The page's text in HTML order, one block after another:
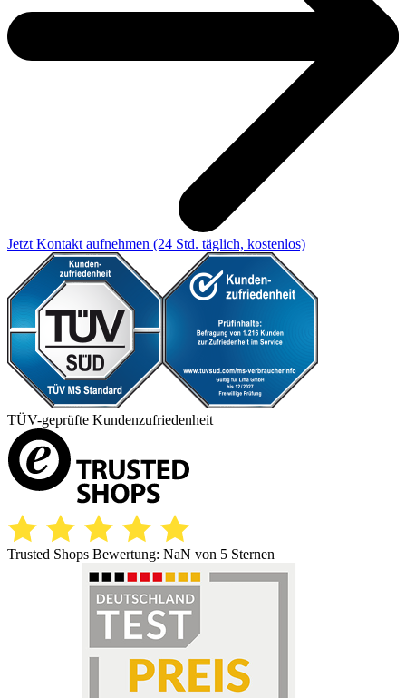
Jetzt Kontakt aufnehmen (24 Std. täglich, kostenlos)
TÜV-geprüfte Kundenzufriedenheit
Trusted Shops Bewertung: NaN von 5 Sternen